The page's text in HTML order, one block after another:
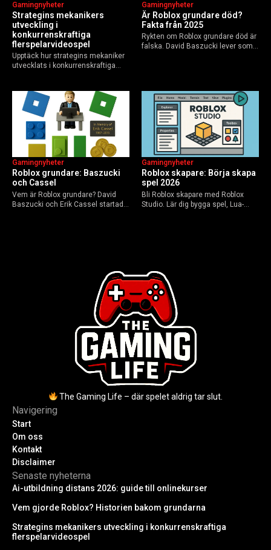
Strategins mekanikers
utveckling i
konkurrenskraftiga
flerspelarvideospel
Gamingnyheter
Upptäck hur strategins mekaniker
utvecklats i konkurrenskraftiga
AI-drivna innovationer.
Är Roblox grundare död?
Fakta från 2025
Gamingnyheter
Rykten om Roblox grundare död är
falska. David Baszucki lever som
Roblox grundare: Baszucki
och Cassel
Gamingnyheter
Vem är Roblox grundare? David
Baszucki och Erik Cassel startade
Roblox skapare: Börja skapa
spel 2026
Gamingnyheter
Bli Roblox skapare med Roblox
Studio. Lär dig bygga spel, Lua-
The Gaming Life – där spelet aldrig tar slut.
Navigering
Start
Om oss
Kontakt
Disclaimer
Senaste nyheterna
Ai-utbildning distans 2026: guide till onlinekurser
Vem gjorde Roblox? Historien bakom grundarna
Strategins mekanikers utveckling i konkurrenskraftiga
flerspelarvideospel